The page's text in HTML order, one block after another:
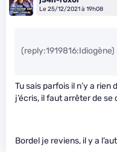
Le 25/12/2021 à 19h08
(reply:1919816:Idiogène)
Tu sais parfois il n’y a
j’écris, il faut arrêter de
Bordel je reviens, il y a